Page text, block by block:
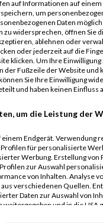
0000 GER
Acando
GmbH
0000 GER
Acando
GmbH
0000 GER
Acando
Position, TPos =
not finish, DQ =
auf Informationen auf einem
um
Daten
widersprechen, öffnen Sie
ablehnen oder
oder jederzeit auf die
klicken. Um Ihre
der Fußzeile der Website und
Sie Ihre Einwilligung
und haben keinen Einfluss
um die Leistung der
Endgerät. Verwendung
für personalisierte
Werbung. Erstellung von
zur Auswahl
von Inhalten. Analyse
verschiedenen Quellen.
Daten zur Auswahl von
und in die USA